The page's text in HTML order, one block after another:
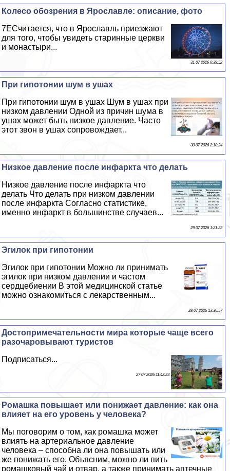
Колесо обозрения в Ярославле: описание, фото
7EСчитается, что в Ярославль приезжают
для того, чтобы увидеть старинные церкви
и монастыри...
31 07 2026 0:39:52
При гипотонии шум в ушах
При гипотонии шум в ушах Шум в ушах при
низком давлении Одной из причин шума в
ушах может быть низкое давление. Часто
этот звон в ушах сопровождает...
30 07 2026 2:10:24
Низкое давление после инфаркта что делать
Низкое давление после инфаркта что
делать Что делать при низком давлении
после инфаркта Согласно статистике,
именно инфаркт в большинстве случаев...
29 07 2026 1:21:32
Эгилок при гипотонии
Эгилок при гипотонии Можно ли принимать
эгилок при низком давлении и частом
сердцебиении В этой медицинской статье
можно ознакомиться с лекарственным...
28 07 2026 13:36:57
Достопримечательности мира которые чаще всего
разочаровывают туристов
Подписаться...
27 07 2026 11:42:23
Ромашка повышает или понижает давление: как она
влияет на его уровень у человека?
Мы поговорим о том, как ромашка может
влиять на артериальное давление
человека – способна ли она повышать или
же понижать его. Объясним, можно ли пить
ромашковый чай и отвар, а также принимать аптечные